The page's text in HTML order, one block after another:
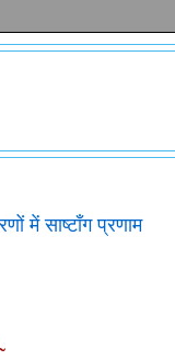
में साष्टाँग प्रणाम